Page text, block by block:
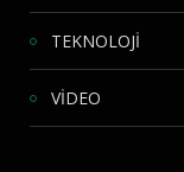
TEKNOLOJİ
VİDEO